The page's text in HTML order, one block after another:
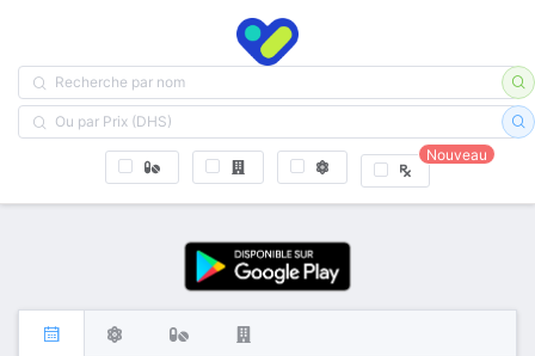
Nouveau